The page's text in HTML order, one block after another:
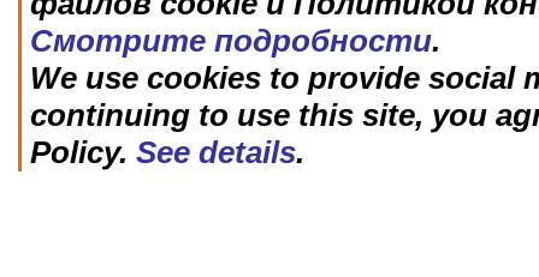
Смотрите подробности.
We use cookies to provide social
continuing to use this site, you
Policy. See details.